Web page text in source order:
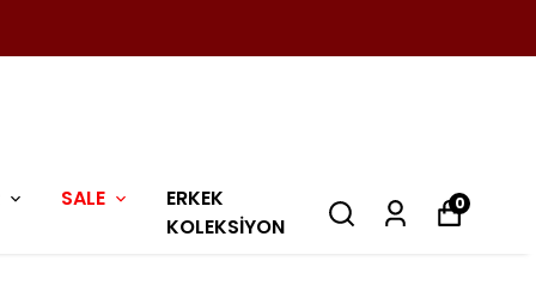
SALE
ERKEK
KOLEKSİYON
0